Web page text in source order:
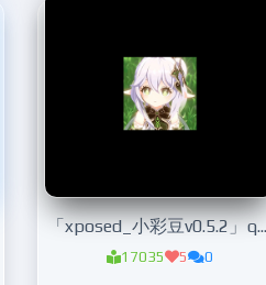
「xposed_小彩豆v0.5.2」qq增强模块
17035 5 0